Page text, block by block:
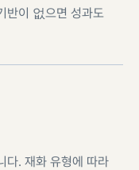
반이 없으면 성과도
다. 재화 유형에 따라